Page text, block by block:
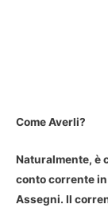
Come Averli?
Naturalmente, è
conto corrente
Assegni. Il